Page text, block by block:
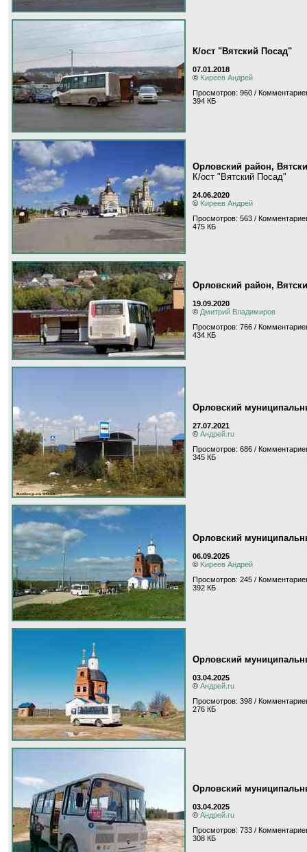
К/ост "Вятский Посад"
07.01.2018
© Kиpeeв Aндpeй
Просмотров: 960 /
394 КБ
Орловский район,
К/ост "Вятский Посад"
24.06.2020
© Kиpeeв Aндpeй
Просмотров: 563 /
475 КБ
Орловский район,
19.09.2020
© Дмитрий Владимиров
Просмотров: 766 /
434 КБ
Орловский
27.07.2021
© Андрей.ru
Просмотров: 686 /
345 КБ
Орловский
06.09.2025
© Kиpeeв Aндpeй
Просмотров: 245 /
392 КБ
Орловский
03.04.2025
© Андрей.ru
Просмотров: 398 /
276 КБ
Орловский
03.04.2025
© Андрей.ru
Просмотров: 733 /
308 КБ